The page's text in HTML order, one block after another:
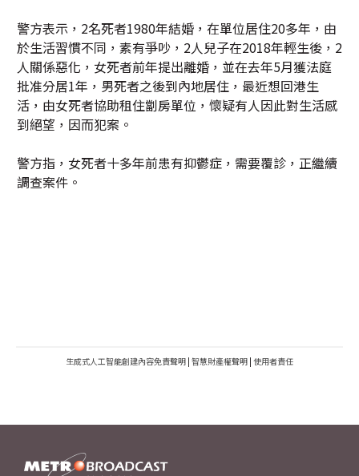
警方表示，2名死者1980年結婚，在單位居住20多年，由
於生活習慣不同，素有爭吵，2人兒子在2018年輕生後，2
人關係惡化，女死者前年提出離婚，並在去年5月獲法庭
批准分居1年，男死者之後到內地居住，最近想回港生
活，由女死者協助租住劏房單位，懷疑有人因此對生活感
到絕望，因而犯案。
警方指，女死者十多年前患有抑鬱症，需要覆診，正繼續
調查案件。
生成式人工智能創建內容免責聲明 | 智慧財產權聲明 | 使用者責任